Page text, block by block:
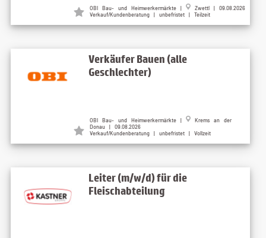
OBI Bau- und Heimwerkermärkte |
Zwettl | 09.08.2026
Verkauf/Kundenberatung | unbefristet | Teilzeit
Verkäufer Bauen (alle
Geschlechter)
OBI Bau- und Heimwerkermärkte |
Krems an der
Donau | 09.08.2026
Verkauf/Kundenberatung | unbefristet | Vollzeit
Leiter (m/w/d) für die
Fleischabteilung